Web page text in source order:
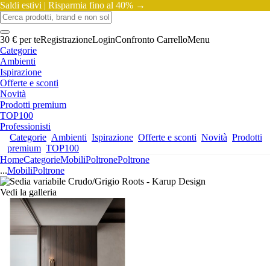
Saldi estivi | Risparmia fino al 40% →
30 € per teRegistrazioneLoginConfronto CarrelloMenu
Categorie
Ambienti
Ispirazione
Offerte e sconti
Novità
Prodotti premium
TOP100
Professionisti
Categorie Ambienti Ispirazione Offerte e sconti Novità Prodotti
premium TOP100
HomeCategorieMobiliPoltronePoltrone
...MobiliPoltrone
Vedi la galleria